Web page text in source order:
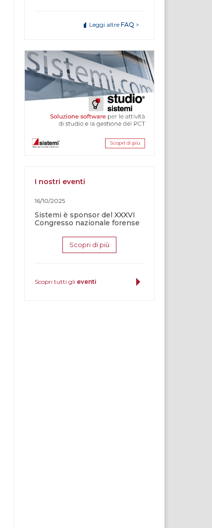
Leggi altre FAQ >
I nostri eventi
16/10/2025
Sistemi è sponsor del XXXVI
Congresso nazionale forense
Scopri di più
Scopri tutti gli eventi